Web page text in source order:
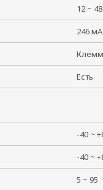
12 ~
246
Есть
-40 ~
-40 ~
5 ~ 95